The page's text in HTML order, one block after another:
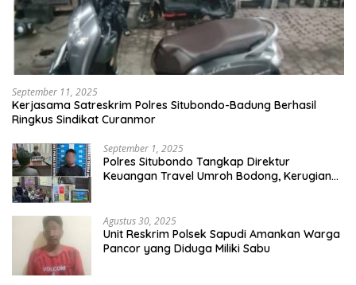
September 11, 2025
Kerjasama Satreskrim Polres Situbondo-Badung Berhasil
Ringkus Sindikat Curanmor
September 1, 2025
Polres Situbondo Tangkap Direktur
Keuangan Travel Umroh Bodong, Kerugian
Agustus 30, 2025
Unit Reskrim Polsek Sapudi Amankan Warga
Pancor yang Diduga Miliki Sabu